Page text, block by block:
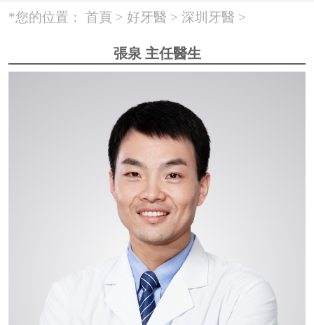
*您的位置： 首頁 > 好牙醫 > 深圳牙醫 >
張泉 主任醫生